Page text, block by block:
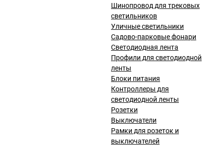
Шинопровод для трековых
светильников
Уличные светильники
Садово-парковые фонари
Светодиодная лента
Профили для светодиодной
ленты
Блоки питания
Контроллеры для
светодиодной ленты
Розетки
Выключатели
Рамки для розеток и
выключателей